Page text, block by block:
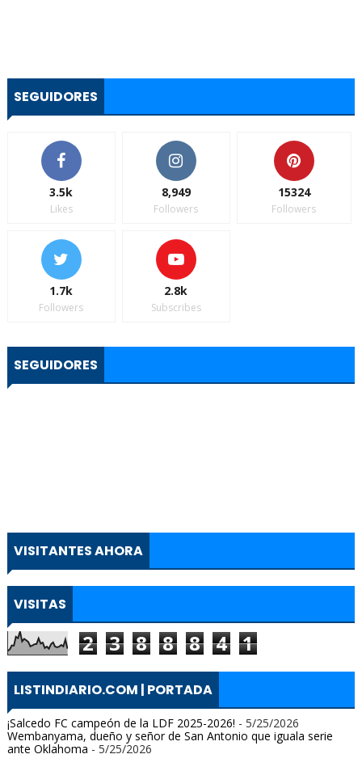
SEGUIDORES
3.5k
Likes
8,949
Followers
15324
Followers
1.7k
Followers
2.8k
Subscribes
SEGUIDORES
VISITANTES AHORA
VISITAS
2 3 8 8 8 4 1
LISTINDIARIO.COM | PORTADA
¡Salcedo FC campeón de la LDF 2025-2026! - 5/25/2026
Wembanyama, dueño y señor de San Antonio que iguala serie
ante Oklahoma - 5/25/2026